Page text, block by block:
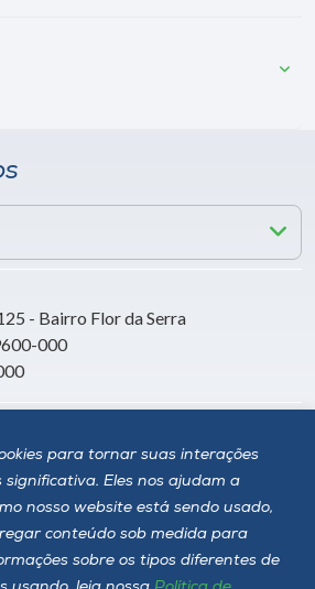
para tornar suas interações
significativa. Eles nos ajudam a
nosso website está sendo usado,
conteúdo sob medida para
sobre os tipos diferentes de
- Bairro Flor da Serra
000